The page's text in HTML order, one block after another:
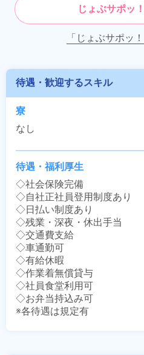
じょぶサポッ
「じょぶサポッ
待遇・歓迎するスキル
寮
なし
待遇・福利厚生
◇社会保険完備
◇自社正社員登用制度あり
◇日払い制度あり
◇残業・深夜・休出手当
◇交通費支給
◇車通勤可
◇有給休暇
◇作業着無償貸与
◇社員食堂利用可
◇お弁当持込み可
※各待遇は規定有